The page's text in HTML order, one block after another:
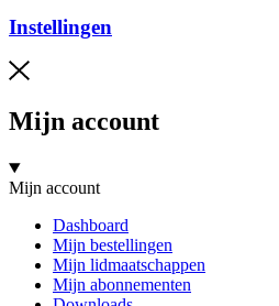
Instellingen
Mijn account
Mijn account
Dashboard
Mijn bestellingen
Mijn lidmaatschappen
Mijn abonnementen